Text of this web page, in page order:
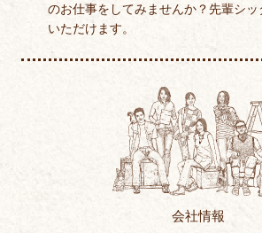
のお仕事をしてみませんか？先輩シ
いただけます。
会社情報